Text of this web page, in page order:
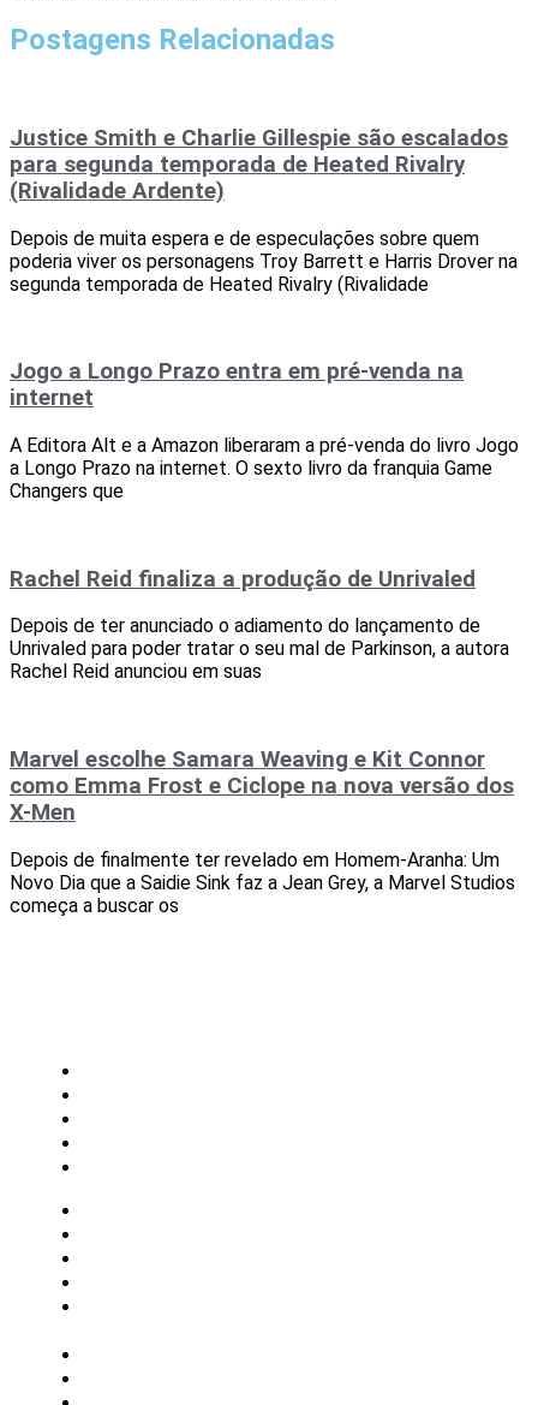
Postagens Relacionadas
Justice Smith e Charlie Gillespie são escalados
para segunda temporada de Heated Rivalry
(Rivalidade Ardente)
Depois de muita espera e de especulações sobre quem
poderia viver os personagens Troy Barrett e Harris Drover na
segunda temporada de Heated Rivalry (Rivalidade
Jogo a Longo Prazo entra em pré-venda na
internet
A Editora Alt e a Amazon liberaram a pré-venda do livro Jogo
a Longo Prazo na internet. O sexto livro da franquia Game
Changers que
Rachel Reid finaliza a produção de Unrivaled
Depois de ter anunciado o adiamento do lançamento de
Unrivaled para poder tratar o seu mal de Parkinson, a autora
Rachel Reid anunciou em suas
Marvel escolhe Samara Weaving e Kit Connor
como Emma Frost e Ciclope na nova versão dos
X-Men
Depois de finalmente ter revelado em Homem-Aranha: Um
Novo Dia que a Saidie Sink faz a Jean Grey, a Marvel Studios
começa a buscar os